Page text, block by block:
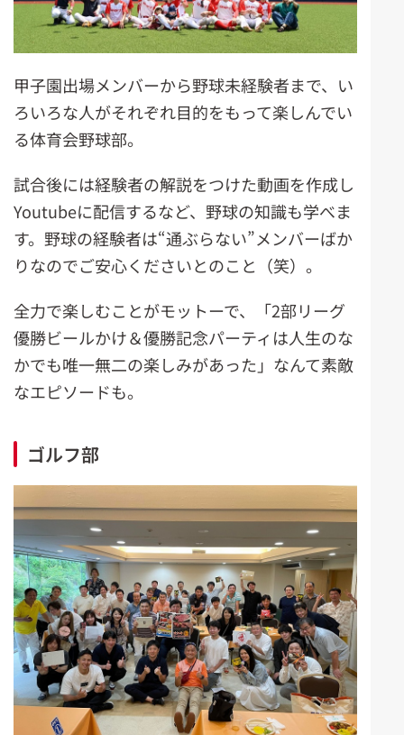
甲子園出場メンバーから野球未経験者まで、い
ろいろな人がそれぞれ目的をもって楽しんでい
る体育会野球部。
試合後には経験者の解説をつけた動画を作成し
Youtubeに配信するなど、野球の知識も学べま
す。野球の経験者は“通ぶらない”メンバーばか
りなのでご安心くださいとのこと（笑）。
全力で楽しむことがモットーで、「2部リーグ
優勝ビールかけ＆優勝記念パーティは人生のな
かでも唯一無二の楽しみがあった」なんて素敵
なエピソードも。
ゴルフ部